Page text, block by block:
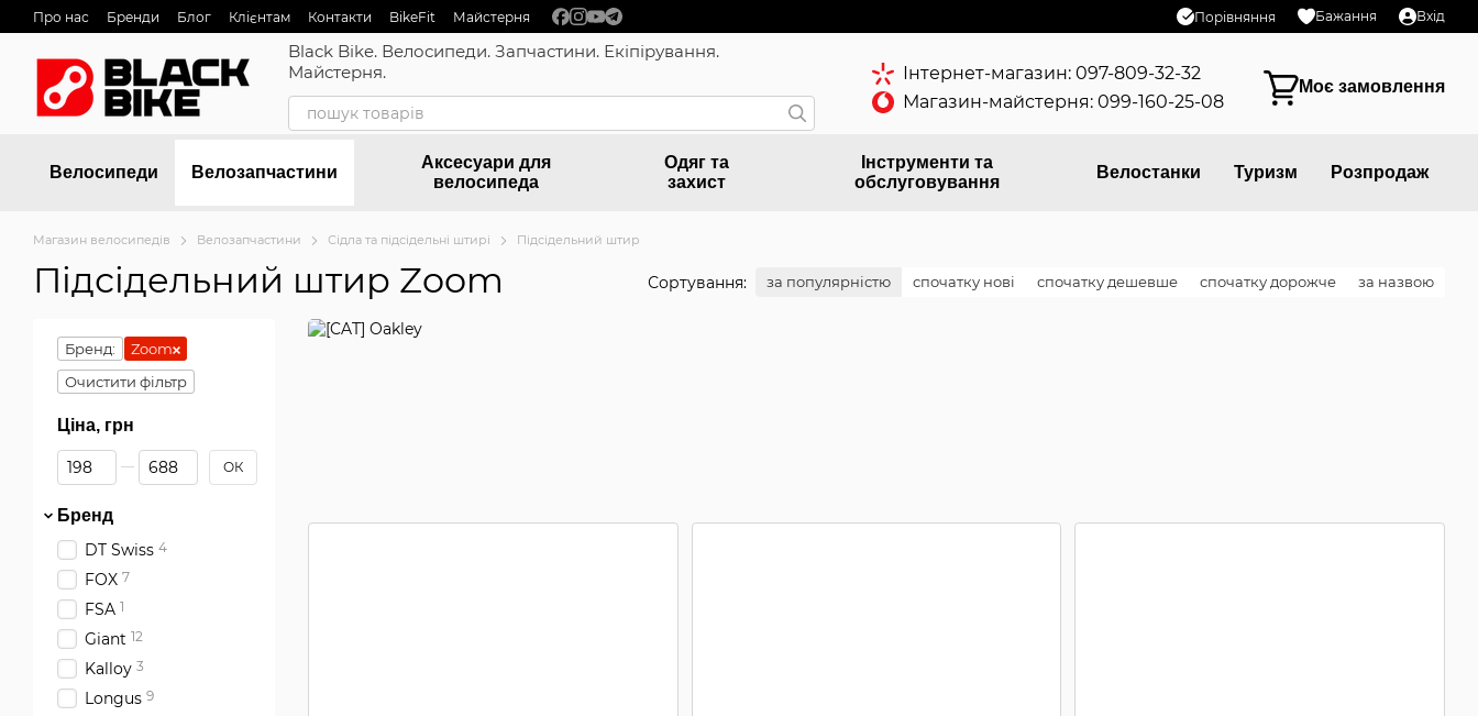
Перейти до основного контенту
Про нас Бренди Блог Клієнтам Контакти BikeFit Майстерня Порівняння Бажання Вхід
Black Bike. Велосипеди. Запчастини. Екіпірування.
Майстерня.
Інтернет-магазин: 097-809-32-32
Магазин-майстерня: 099-160-25-08
Моє замовлення
Велосипеди Велозапчастини
Аксесуари для
велосипеда
Одяг та
захист
Інструменти та
обслуговування
Велостанки Туризм Розпродаж
Магазин велосипедів Велозапчастини Сідла та підсідельні штирі Підсідельний штир
Підсідельний штир Zoom Сортування: за популярністю спочатку нові спочатку дешевше спочатку дорожче за назвою
Бренд:
Zoom
Очистити фільтр
Ціна, грн
Від Ціна, грн
До Ціна, грн ОК
Бренд
DT Swiss 4
FOX 7
FSA 1
Giant 12
Kalloy 3
Longus 9